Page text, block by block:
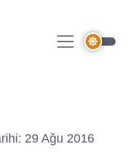
29 Ağu 2016